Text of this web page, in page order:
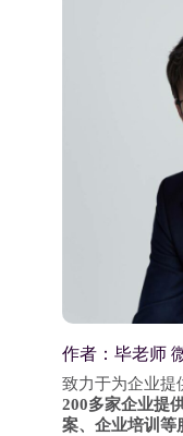
作者：毕老师
致力于为企业提
200多家企业提
案、企业培训等